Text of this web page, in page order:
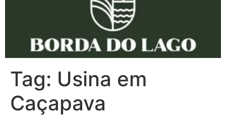
Tag: Usina em
Caçapava